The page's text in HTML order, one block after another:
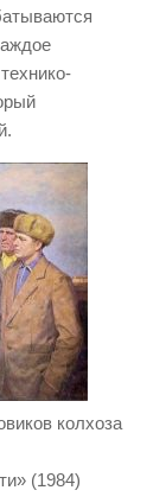
колхоза
(1984)